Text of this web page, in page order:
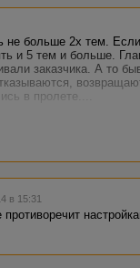
не больше 2х тем.
и 5 тем и больше.
заказчика. А то
в пролете....
в 15:31